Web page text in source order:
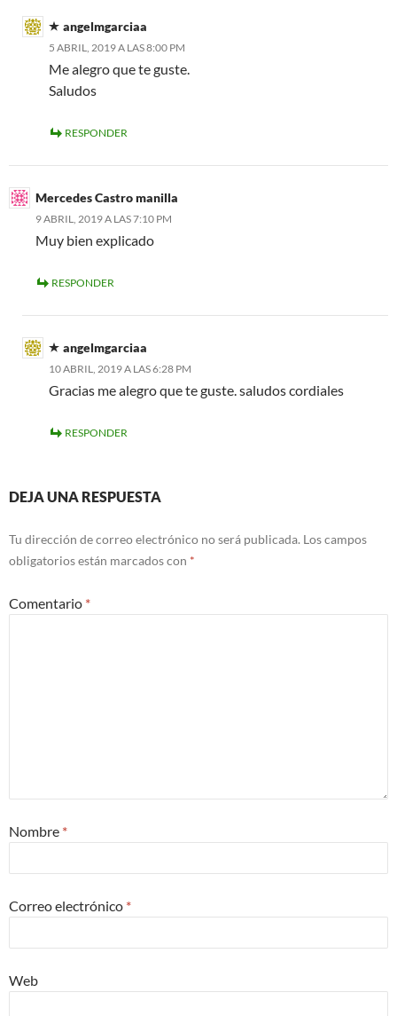
angelmgarciaa
5 ABRIL, 2019 A LAS 8:00 PM
Me alegro que te guste.
Saludos
RESPONDER
Mercedes Castro manilla
9 ABRIL, 2019 A LAS 7:10 PM
Muy bien explicado
RESPONDER
angelmgarciaa
10 ABRIL, 2019 A LAS 6:28 PM
Gracias me alegro que te guste. saludos cordiales
RESPONDER
DEJA UNA RESPUESTA
Tu dirección de correo electrónico no será publicada. Los campos
obligatorios están marcados con *
Comentario *
Nombre *
Correo electrónico *
Web